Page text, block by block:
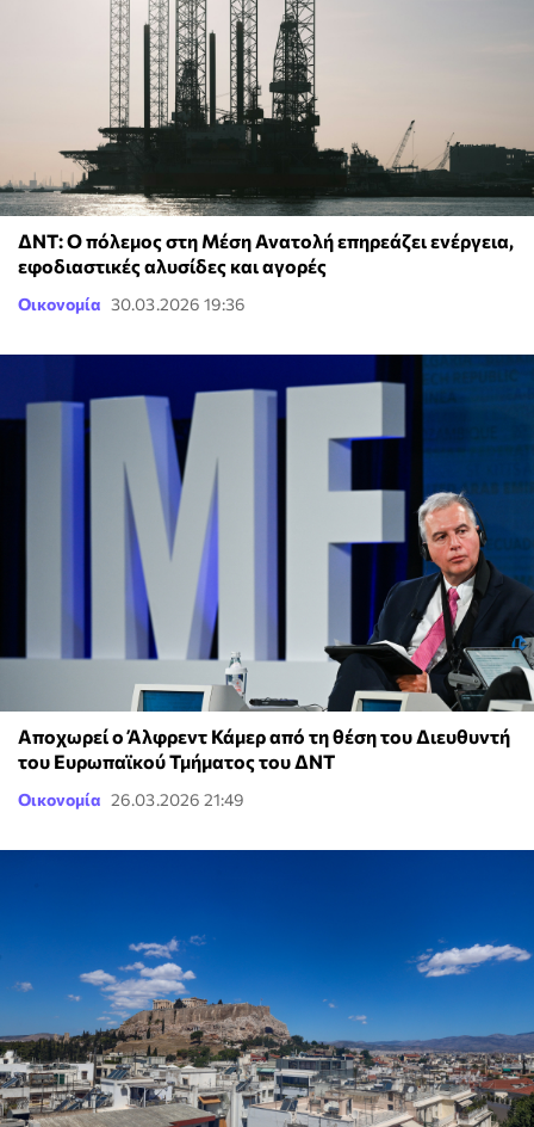
ΔΝΤ: Ο πόλεμος στη Μέση Ανατολή επηρεάζει ενέργεια,
εφοδιαστικές αλυσίδες και αγορές
Οικονομία 30.03.2026 19:36
Αποχωρεί ο Άλφρεντ Κάμερ από τη θέση του Διευθυντή
του Ευρωπαϊκού Τμήματος του ΔΝΤ
Οικονομία 26.03.2026 21:49